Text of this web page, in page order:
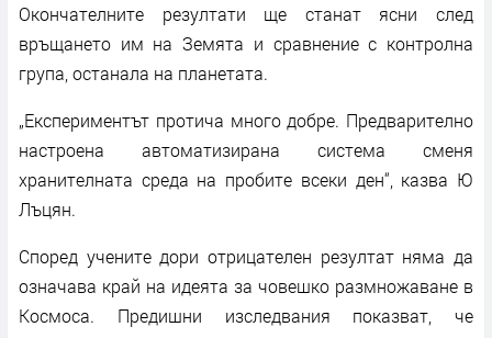
Окончателните резултати ще станат ясни след
връщането им на Земята и сравнение с контролна
група, останала на планетата.
„Експериментът протича много добре. Предварително
настроена автоматизирана система сменя
хранителната среда на пробите всеки ден“, казва Ю
Лъцян.
Според учените дори отрицателен резултат няма да
означава край на идеята за човешко размножаване в
Космоса. Предишни изследвания показват, че